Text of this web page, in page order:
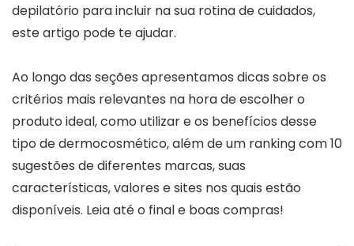
depilatório para incluir na sua rotina de cuidados,
este artigo pode te ajudar.
Ao longo das seções apresentamos dicas sobre os
critérios mais relevantes na hora de escolher o
produto ideal, como utilizar e os benefícios desse
tipo de dermocosmético, além de um ranking com 10
sugestões de diferentes marcas, suas
características, valores e sites nos quais estão
disponíveis. Leia até o final e boas compras!